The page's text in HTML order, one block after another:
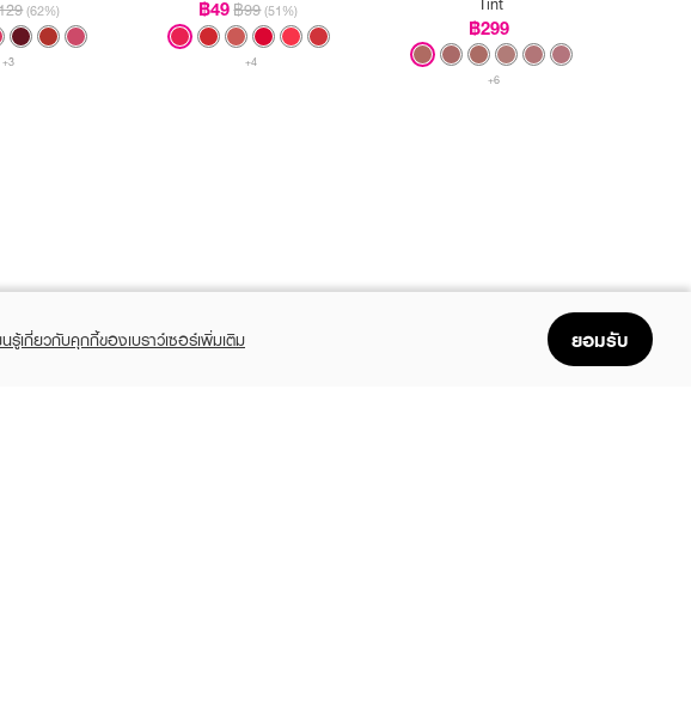
(62%)
+3
฿49฿99 (51%)
+4
฿299
+6
นรู้เกี่ยวกับคุกกี้ของเบราว์เซอร์เพิ่มเติม ยอมรับ